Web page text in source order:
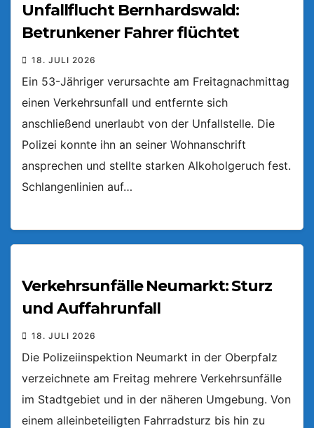
Unfallflucht Bernhardswald:
Betrunkener Fahrer flüchtet
18. JULI 2026
Ein 53-Jähriger verursachte am Freitagnachmittag
einen Verkehrsunfall und entfernte sich
anschließend unerlaubt von der Unfallstelle. Die
Polizei konnte ihn an seiner Wohnanschrift
ansprechen und stellte starken Alkoholgeruch fest.
Schlangenlinien auf…
Verkehrsunfälle Neumarkt: Sturz
und Auffahrunfall
18. JULI 2026
Die Polizeiinspektion Neumarkt in der Oberpfalz
verzeichnete am Freitag mehrere Verkehrsunfälle
im Stadtgebiet und in der näheren Umgebung. Von
einem alleinbeteiligten Fahrradsturz bis hin zu